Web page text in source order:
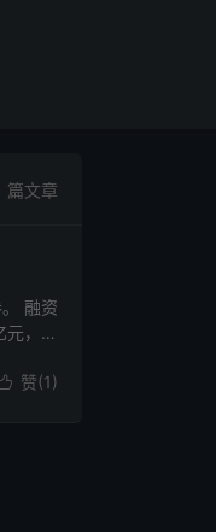
篇文章
融资
，融
赞(1)